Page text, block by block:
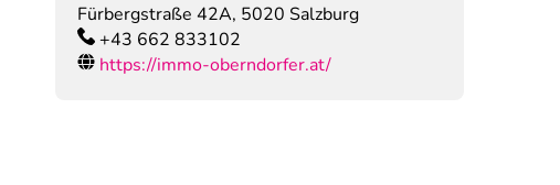
Fürbergstraße 42A, 5020 Salzburg
+43 662 833102
https://immo-oberndorfer.at/